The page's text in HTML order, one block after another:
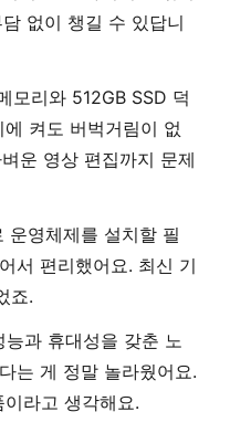
없이 챙길 수 있답니
모리와 512GB SSD 덕
켜도 버벅거림이 없
운 영상 편집까지 문제
운영체제를 설치할 필
서 편리했어요. 최신 기
죠.
능과 휴대성을 갖춘 노
는 게 정말 놀라웠어요.
이라고 생각해요.